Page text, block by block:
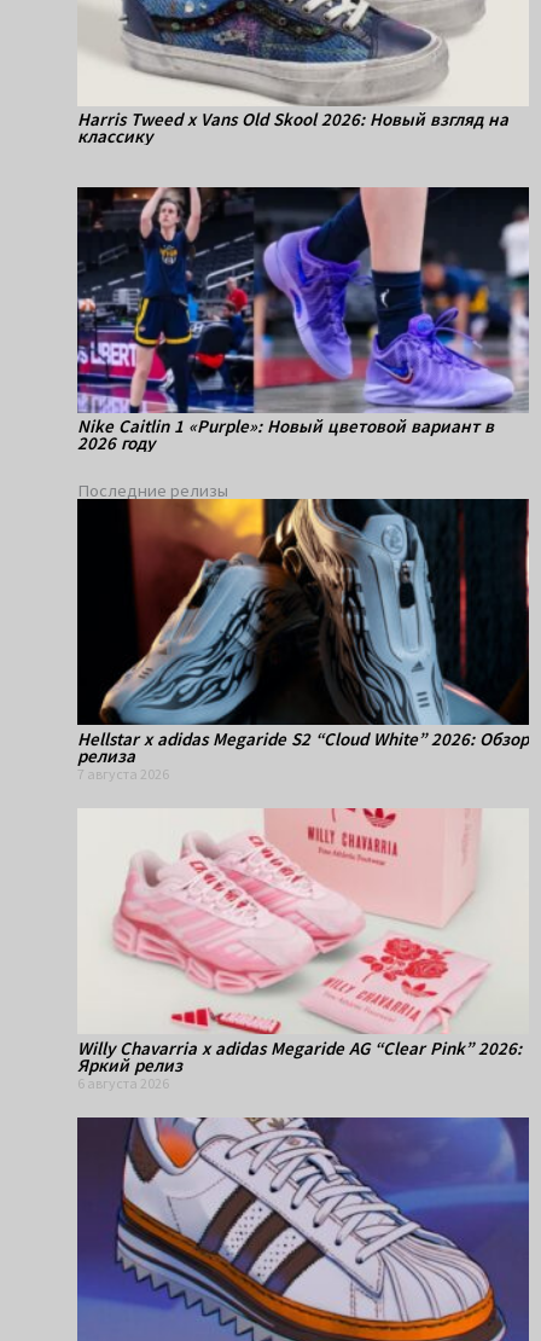
Harris Tweed x Vans Old Skool 2026: Новый взгляд на
классику
Nike Caitlin 1 «Purple»: Новый цветовой вариант в
2026 году
Последние релизы
Hellstar x adidas Megaride S2 “Cloud White” 2026: Обзор
релиза
7 августа 2026
Willy Chavarria x adidas Megaride AG “Clear Pink” 2026:
Яркий релиз
6 августа 2026